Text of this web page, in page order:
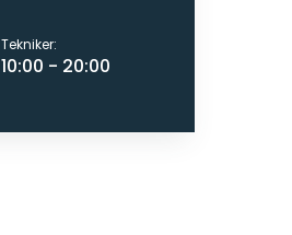
Tekniker:
10:00 - 20:00